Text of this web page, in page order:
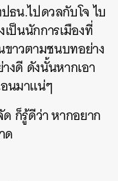
น.ไปดวลกับโจ ไบ
เป็นนักการเมืองที่
ขาวตามชนบทอย่าง
งดี ดังนั้นหากเอา
นมาแน่ๆ
ก็รู้ดีว่า หากอยาก
ด